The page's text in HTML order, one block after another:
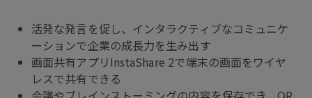
活発な発言を促し、インタラクティブなコミュニケ
ーションで企業の成長力を生み出す
画面共有アプリInstaShare 2で端末の画面をワイヤ
レスで共有できる